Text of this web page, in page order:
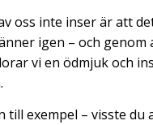
oss inte inser är att
igen – och
vi en ödmjuk och
till exempel – visste du